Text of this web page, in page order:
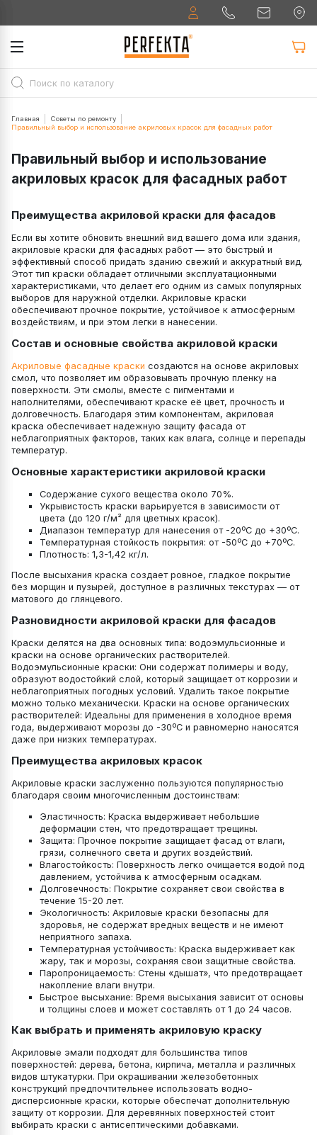
Главная
Советы по ремонту
Правильный выбор и использование акриловых красок для фасадных работ
Правильный выбор и использование
акриловых красок для фасадных работ
Преимущества акриловой краски для фасадов
Если вы хотите обновить внешний вид вашего дома или здания,
акриловые краски для фасадных работ — это быстрый и
эффективный способ придать зданию свежий и аккуратный вид.
Этот тип краски обладает отличными эксплуатационными
характеристиками, что делает его одним из самых популярных
выборов для наружной отделки. Акриловые краски
обеспечивают прочное покрытие, устойчивое к атмосферным
воздействиям, и при этом легки в нанесении.
Состав и основные свойства акриловой краски
Акриловые фасадные краски создаются на основе акриловых
смол, что позволяет им образовывать прочную пленку на
поверхности. Эти смолы, вместе с пигментами и
наполнителями, обеспечивают краске её цвет, прочность и
долговечность. Благодаря этим компонентам, акриловая
краска обеспечивает надежную защиту фасада от
неблагоприятных факторов, таких как влага, солнце и перепады
температур.
Основные характеристики акриловой краски
Содержание сухого вещества около 70%.
Укрывистость краски варьируется в зависимости от
цвета (до 120 г/м² для цветных красок).
Диапазон температур для нанесения от -20ºС до +30ºС.
Температурная стойкость покрытия: от -50ºС до +70ºС.
Плотность: 1,3-1,42 кг/л.
После высыхания краска создает ровное, гладкое покрытие
без морщин и пузырей, доступное в различных текстурах — от
матового до глянцевого.
Разновидности акриловой краски для фасадов
Краски делятся на два основных типа: водоэмульсионные и
краски на основе органических растворителей.
Водоэмульсионные краски: Они содержат полимеры и воду,
образуют водостойкий слой, который защищает от коррозии и
неблагоприятных погодных условий. Удалить такое покрытие
можно только механически. Краски на основе органических
растворителей: Идеальны для применения в холодное время
года, выдерживают морозы до -30ºС и равномерно наносятся
даже при низких температурах.
Преимущества акриловых красок
Акриловые краски заслуженно пользуются популярностью
благодаря своим многочисленным достоинствам:
Эластичность: Краска выдерживает небольшие
деформации стен, что предотвращает трещины.
Защита: Прочное покрытие защищает фасад от влаги,
грязи, солнечного света и других воздействий.
Влагостойкость: Поверхность легко очищается водой под
давлением, устойчива к атмосферным осадкам.
Долговечность: Покрытие сохраняет свои свойства в
течение 15-20 лет.
Экологичность: Акриловые краски безопасны для
здоровья, не содержат вредных веществ и не имеют
неприятного запаха.
Температурная устойчивость: Краска выдерживает как
жару, так и морозы, сохраняя свои защитные свойства.
Паропроницаемость: Стены «дышат», что предотвращает
накопление влаги внутри.
Быстрое высыхание: Время высыхания зависит от основы
и толщины слоев и может составлять от 1 до 24 часов.
Как выбрать и применять акриловую краску
Акриловые эмали подходят для большинства типов
поверхностей: дерева, бетона, кирпича, металла и различных
видов штукатурки. При окрашивании железобетонных
конструкций предпочтительнее использовать водно-
дисперсионные краски, которые обеспечат дополнительную
защиту от коррозии. Для деревянных поверхностей стоит
выбирать краски с антисептическими добавками.